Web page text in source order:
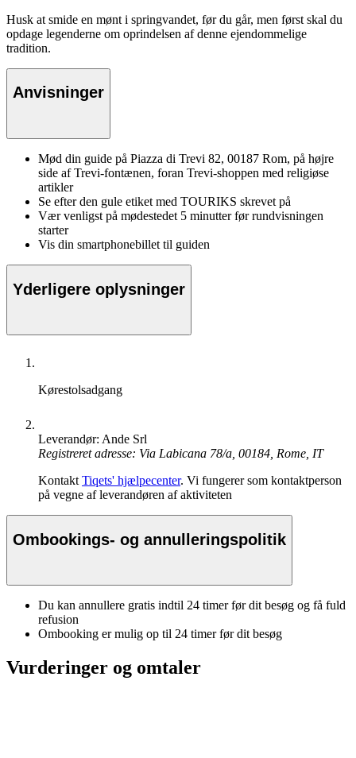
Husk at smide en mønt i springvandet, før du går, men først skal du
opdage legenderne om oprindelsen af denne ejendommelige
tradition.
Anvisninger
Mød din guide på Piazza di Trevi 82, 00187 Rom, på højre
side af Trevi-fontænen, foran Trevi-shoppen med religiøse
artikler
Se efter den gule etiket med TOURIKS skrevet på
Vær venligst på mødestedet 5 minutter før rundvisningen
starter
Vis din smartphonebillet til guiden
Yderligere oplysninger
Kørestolsadgang
Leverandør: Ande Srl
Registreret adresse: Via Labicana 78/a, 00184, Rome, IT
Kontakt Tiqets' hjælpecenter. Vi fungerer som kontaktperson
på vegne af leverandøren af aktiviteten
Ombookings- og annulleringspolitik
Du kan annullere gratis indtil 24 timer før dit besøg og få fuld
refusion
Ombooking er mulig op til 24 timer før dit besøg
Vurderinger og omtaler